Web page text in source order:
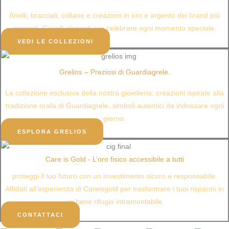
Anelli, bracciali, collane e creazioni in oro e argento dei brand più
ricercati. Gioielli eleganti per celebrare ogni momento speciale.​
VEDI LE COLLEZIONI
Grelios – Preziosi di Guardiagrele.
La collezione esclusiva della nostra gioielleria: creazioni ispirate alla
tradizione orafa di Guardiagrele, simboli autentici da indossare ogni
giorno.
ESPLORA GRELIOS
Care is Gold - L’oro fisico accessibile a tutti
proteggi il tuo futuro con un investimento sicuro e responsabile.
Affidati all’esperienza di Careisgold per trasformare i tuoi risparmi in
un bene rifugio intramontabile.
CONTATTACI